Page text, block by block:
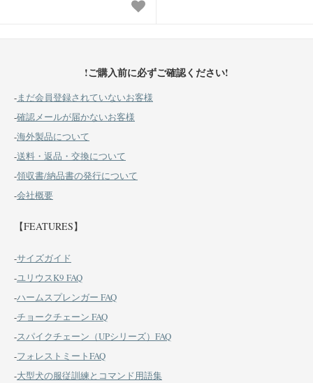
!ご購入前に必ずご確認ください!
-まだ会員登録されていないお客様
-確認メールが届かないお客様
-海外製品について
-送料・返品・交換について
-領収書/納品書の発行について
-会社概要
【FEATURES】
-サイズガイド
-ユリウスK9 FAQ
-ハームスプレンガー FAQ
-チョークチェーン FAQ
-スパイクチェーン（UPシリーズ）FAQ
-フォレストミートFAQ
-大型犬の服従訓練とコマンド用語集